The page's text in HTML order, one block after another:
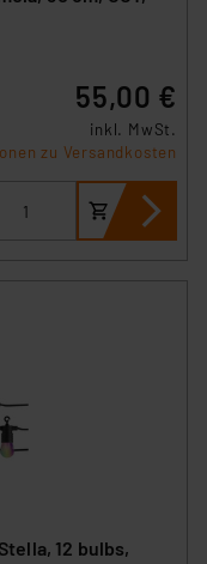
55,00 €
inkl. MwSt.
zu Versandkosten
bulbs,